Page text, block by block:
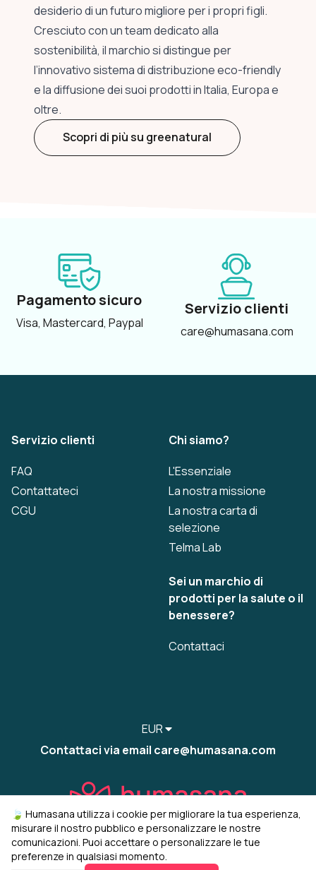
desiderio di un futuro migliore per i propri figli.
Cresciuto con un team dedicato alla
sostenibilità, il marchio si distingue per
l’innovativo sistema di distribuzione eco-friendly
e la diffusione dei suoi prodotti in Italia, Europa e
oltre.
Scopri di più su greenatural
Pagamento sicuro
Visa, Mastercard, Paypal
Servizio clienti
care@humasana.com
Servizio clienti
FAQ
Contattateci
CGU
Chi siamo?
L'Essenziale
La nostra missione
La nostra carta di
selezione
Telma Lab
Sei un marchio di
prodotti per la salute o il
benessere?
Contattaci
EUR
Contattaci via email care@humasana.com
🍃 Humasana utilizza i cookie per migliorare la tua esperienza,
misurare il nostro pubblico e personalizzare le nostre
comunicazioni. Puoi accettare o personalizzare le tue
preferenze in qualsiasi momento.